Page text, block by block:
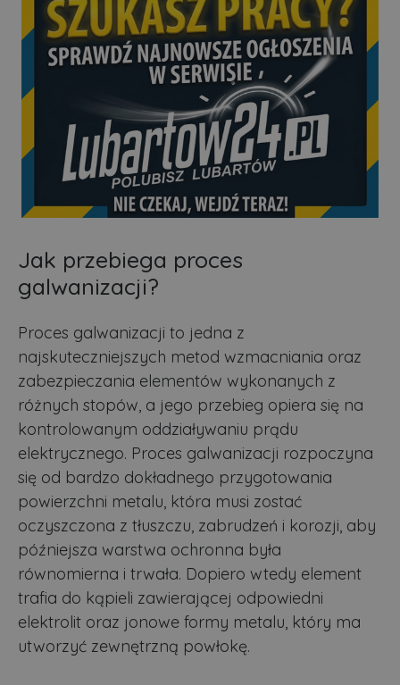
Jak przebiega proces
galwanizacji?
Proces galwanizacji to jedna z
najskuteczniejszych metod wzmacniania oraz
zabezpieczania elementów wykonanych z
różnych stopów, a jego przebieg opiera się na
kontrolowanym oddziaływaniu prądu
elektrycznego. Proces galwanizacji rozpoczyna
się od bardzo dokładnego przygotowania
powierzchni metalu, która musi zostać
oczyszczona z tłuszczu, zabrudzeń i korozji, aby
późniejsza warstwa ochronna była
równomierna i trwała. Dopiero wtedy element
trafia do kąpieli zawierającej odpowiedni
elektrolit oraz jonowe formy metalu, który ma
utworzyć zewnętrzną powłokę.